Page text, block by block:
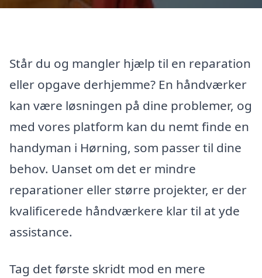
Står du og mangler hjælp til en reparation
eller opgave derhjemme? En håndværker
kan være løsningen på dine problemer, og
med vores platform kan du nemt finde en
handyman i Hørning, som passer til dine
behov. Uanset om det er mindre
reparationer eller større projekter, er der
kvalificerede håndværkere klar til at yde
assistance.
Tag det første skridt mod en mere